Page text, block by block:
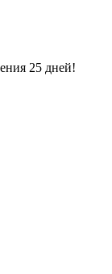
25 дней!